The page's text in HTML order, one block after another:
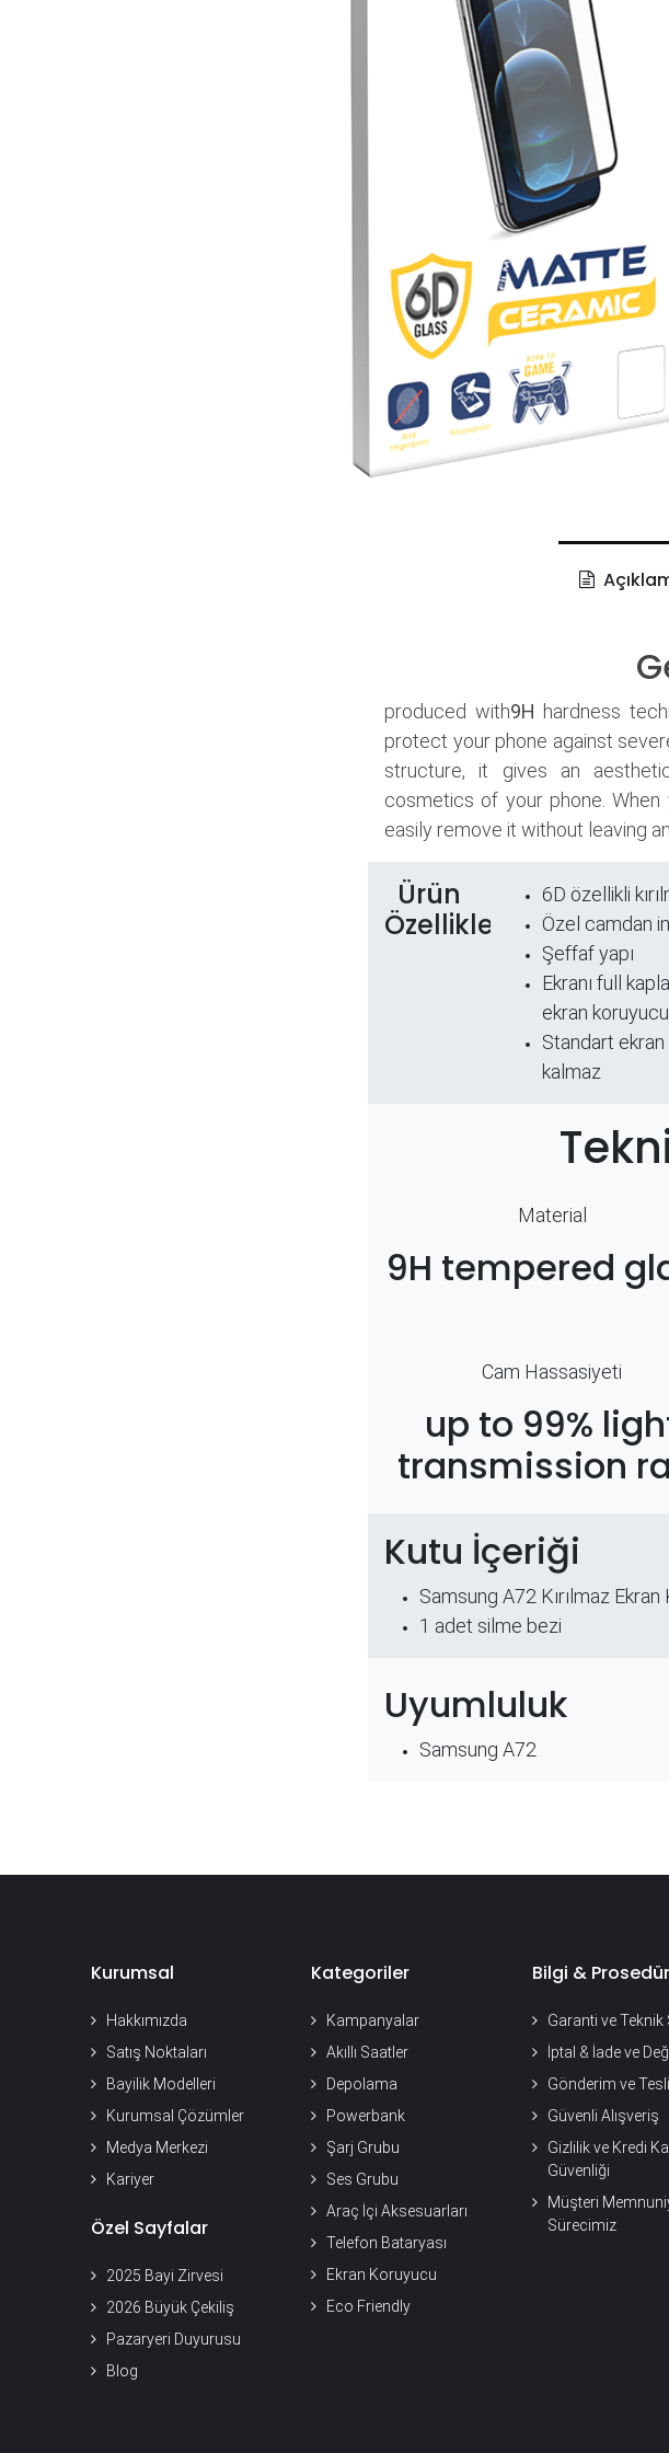
produced with9H hardness
protect your phone against
structure, it gives an
cosmetics of your phone.
easily remove it without leaving
Ürün
Özellikleri
6D özellikli
Özel camdan
Şeffaf yapı
​Ekranı full
ekran
Standart ekran
kalmaz
Material
9H tempered
Cam Hassasiyeti
up to 99%
transmission
Kutu İçeriği
Samsung A72 Kırılmaz
​1 adet silme bezi
Uyumluluk
Samsung A72
Kurumsal
Hakkımızda
Satış Noktaları
Bayilik Modelleri
Kurumsal Çözümler
Medya Merkezi
Kariyer
Özel Sayfalar
2025 Bayi Zirvesi
2026 Büyük Çekiliş
Pazaryeri Duyurusu
Blog
Kategoriler
Kampanyalar
Akıllı Saatler
Depolama
Powerbank
Şarj Grubu
Ses Grubu
Araç İçi Aksesuarları
Telefon Bataryası
Ekran Koruyucu
Eco Friendly
Bilgi & Prosedür
Garanti ve Teknik
İptal & İade ve
Gönderim ve
Güvenli Alışveriş
Gizlilik ve Kredi
Güvenliği
Müşteri
Sürecimiz